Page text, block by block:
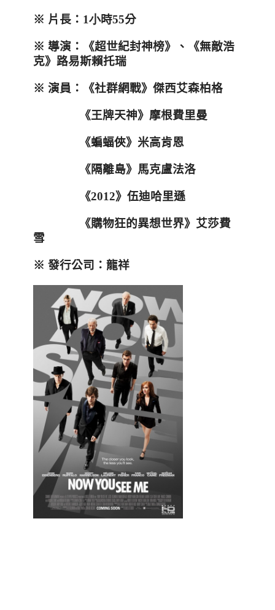
※ 片長： 1小時55分
※ 導演：《超世紀封神榜》、《無敵浩
克》路易斯賴托瑞
※ 演員：《社群網戰》傑西艾森柏格
《王牌天神》摩根費里曼
《蝙蝠俠》米高肯恩
《隔離島》馬克盧法洛
《2012》伍迪哈里遜
《購物狂的異想世界》艾莎費
雪
※ 發行公司：龍祥